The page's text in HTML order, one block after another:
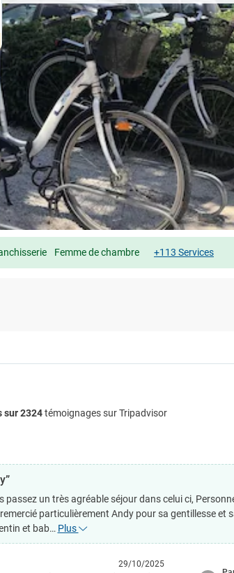
Femme de chambre +113 Services
sur 2324témoignages sur Tripadvisor
passez un très agréable séjour dans celui ci,
particulièrement Andy pour sa gentillesse et
et bab… Plus
29/10/2025